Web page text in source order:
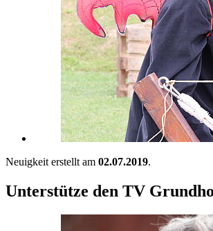
Neuigkeit erstellt am 02.07.2019.
Unterstütze den TV